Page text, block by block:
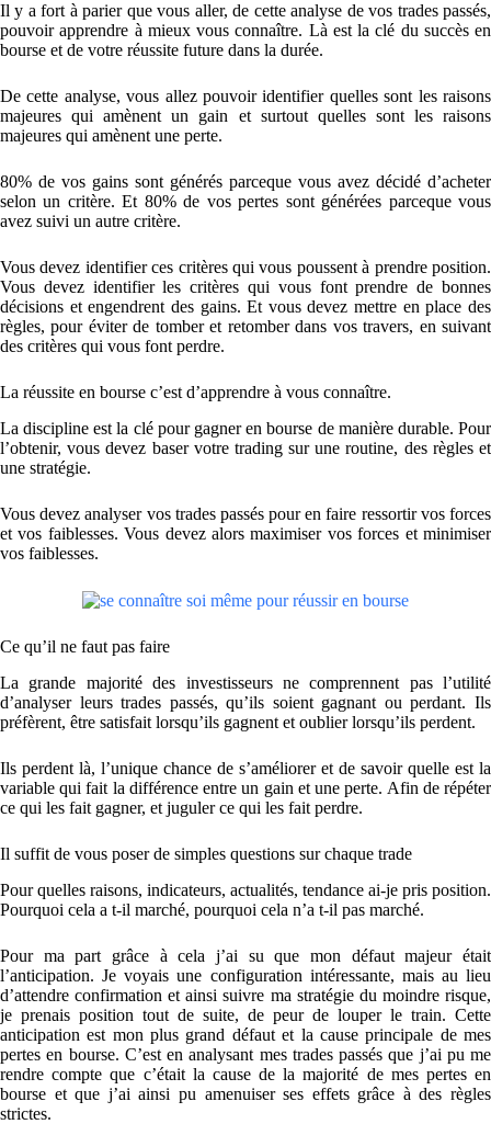
Il y a fort à parier que vous aller, de cette analyse de vos trades passés,
pouvoir apprendre à mieux vous connaître. Là est la clé du succès en
bourse et de votre réussite future dans la durée.
De cette analyse, vous allez pouvoir identifier quelles sont les raisons
majeures qui amènent un gain et surtout quelles sont les raisons
majeures qui amènent une perte.
80% de vos gains sont générés parceque vous avez décidé d’acheter
selon un critère. Et 80% de vos pertes sont générées parceque vous
avez suivi un autre critère.
Vous devez identifier ces critères qui vous poussent à prendre position.
Vous devez identifier les critères qui vous font prendre de bonnes
décisions et engendrent des gains. Et vous devez mettre en place des
règles, pour éviter de tomber et retomber dans vos travers, en suivant
des critères qui vous font perdre.
La réussite en bourse c’est d’apprendre à vous connaître.
La discipline est la clé pour gagner en bourse de manière durable. Pour
l’obtenir, vous devez baser votre trading sur une routine, des règles et
une stratégie.
Vous devez analyser vos trades passés pour en faire ressortir vos forces
et vos faiblesses. Vous devez alors maximiser vos forces et minimiser
vos faiblesses.
Ce qu’il ne faut pas faire
La grande majorité des investisseurs ne comprennent pas l’utilité
d’analyser leurs trades passés, qu’ils soient gagnant ou perdant. Ils
préfèrent, être satisfait lorsqu’ils gagnent et oublier lorsqu’ils perdent.
Ils perdent là, l’unique chance de s’améliorer et de savoir quelle est la
variable qui fait la différence entre un gain et une perte. Afin de répéter
ce qui les fait gagner, et juguler ce qui les fait perdre.
Il suffit de vous poser de simples questions sur chaque trade
Pour quelles raisons, indicateurs, actualités, tendance ai-je pris position.
Pourquoi cela a t-il marché, pourquoi cela n’a t-il pas marché.
Pour ma part grâce à cela j’ai su que mon défaut majeur était
l’anticipation. Je voyais une configuration intéressante, mais au lieu
d’attendre confirmation et ainsi suivre ma stratégie du moindre risque,
je prenais position tout de suite, de peur de louper le train. Cette
anticipation est mon plus grand défaut et la cause principale de mes
pertes en bourse. C’est en analysant mes trades passés que j’ai pu me
rendre compte que c’était la cause de la majorité de mes pertes en
bourse et que j’ai ainsi pu amenuiser ses effets grâce à des règles
strictes.